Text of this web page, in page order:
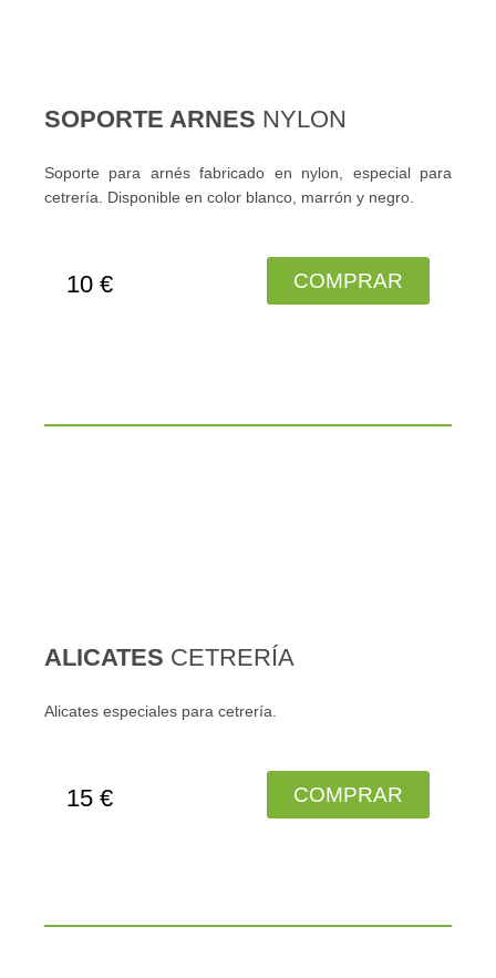
SOPORTE ARNES NYLON
Soporte para arnés fabricado en nylon, especial para
cetrería. Disponible en color blanco, marrón y negro.
10 € COMPRAR
ALICATES CETRERÍA
Alicates especiales para cetrería.
15 € COMPRAR